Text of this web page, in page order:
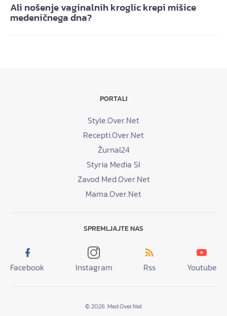
Ali nošenje vaginalnih kroglic krepi mišice
medeničnega dna?
PORTALI
Style.Over.Net
Recepti.Over.Net
Žurnal24
Styria Media SI
Zavod Med.Over.Net
Mama.Over.Net
SPREMLJAJTE NAS
Facebook Instagram Rss Youtube
© 2026. Med.Over.Net